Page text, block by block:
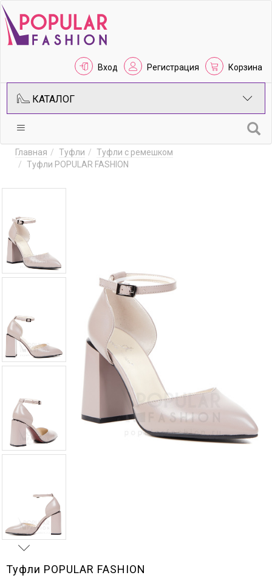
Вход Регистрация Корзина
КАТАЛОГ
Главная Туфли
Туфли с ремешком
Туфли POPULAR FASHION
Туфли POPULAR FASHION